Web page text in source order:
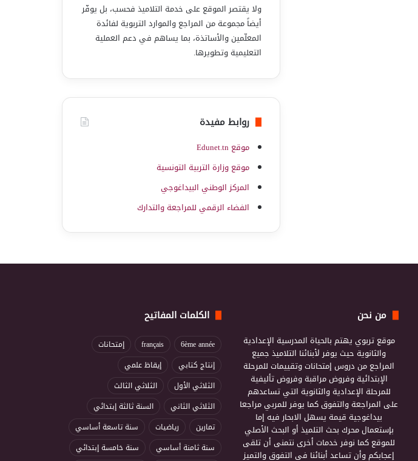
ولا يقتصر الموقع على خدمة التلاميذ فحسب، بل يوفّر
أيضاً مجموعة من المراجع والموارد التربوية لفائدة
المعلّمين والأساتذة، بما يساهم في دعم العملية
التعليمية وتطويرها.
روابط مفيدة
موقع Edunet.tn
موقع وزارة التربية التونسية
المركز الوطني البيداغوجي
الفضاء الرقمي للمراجعة والتدارك
من نحن
موقع تربوي يهتم بالحياة المدرسية الإعدادية
والثانوية حيث يوفر لأبنائنا التلاميذ جميع
المراجع من دروس إمتحانات وتقييمات للمرحلة
الإبتدائية وفروض مراقبة وفروض تأليفية
للمرحلة الإعدادية والثانوية التي تساعدهم
على المراجعة والتفوق كما يوفر للمربي مراجعا
بيداغوجية قيمة يسهل الابحار فيه إما
بإستعمال محرك بحث التلميذ أو البحث الأصلي
للموقع كما نوفر خدمات أخرى نتمنى أن تلقى
إعجابكم وأن تساعد أبنائنا في التفوق والتميز
الكلمات المفاتيح
6ème année
français
إمتحانات
إنتاج كتابي
إيقاظ علمي
الثلاثي الأول
الثلاثي الثالث
الثلاثي الثاني
السنة ثالثة إبتدائي
تمارين
رياضيات
سنة تاسعة أساسي
سنة ثامنة أساسي
سنة خامسة إبتدائي